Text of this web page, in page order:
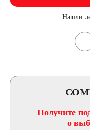
Нашли
Получите
о